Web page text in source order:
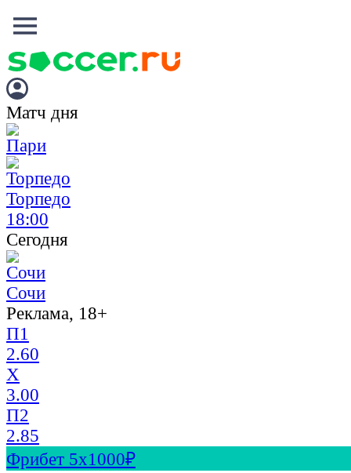
Матч дня
Торпедо
18:00
Сегодня
Сочи
Реклама, 18+
П1
2.60
X
3.00
П2
2.85
Фрибет 5х1000₽